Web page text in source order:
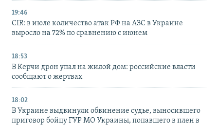
19:46
CIR: в июле количество атак РФ на АЗС в Украине
выросло на 72% по сравнению с июнем
18:53
В Керчи дрон упал на жилой дом: российские власти
сообщают о жертвах
18:02
В Украине выдвинули обвинение судье, выносившего
приговор бойцу ГУР МО Украины, попавшего в плен в